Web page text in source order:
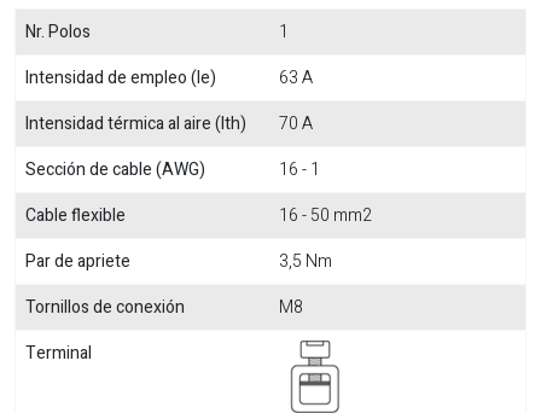
Nr. Polos
1
Intensidad de empleo (Ie)
63 A
Intensidad térmica al aire (Ith)
70 A
Sección de cable (AWG)
16 - 1
Cable flexible
16 - 50 mm2
Par de apriete
3,5 Nm
Tornillos de conexión
M8
Terminal